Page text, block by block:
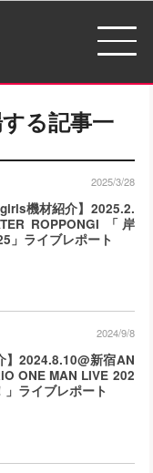
る記事一
機材紹介】2025.2.
ROPPONGI 「岸
」ライブレポート
2025/3/28
】2024.8.10@新宿AN
ONE MAN LIVE 202
ライブレポート
2024/9/8